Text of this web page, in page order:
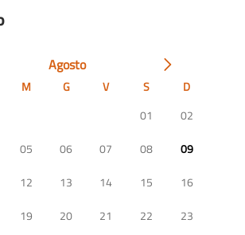
Agosto
M G V S
D
01
02
05 06 07 08
09
12 13 14 15
16
19 20 21 22
23